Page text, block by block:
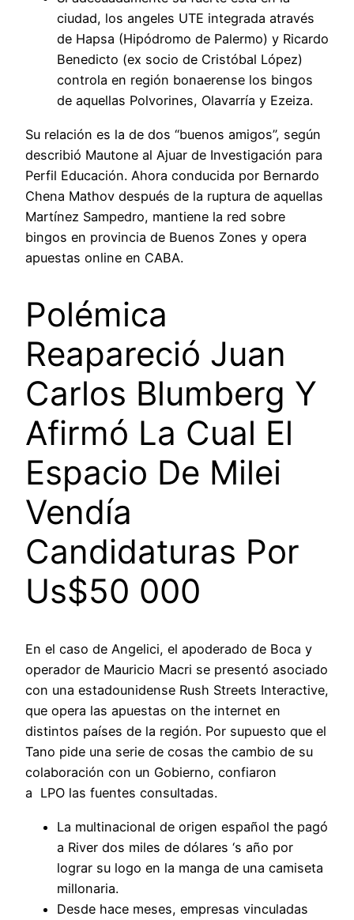
ciudad, los angeles UTE integrada através
de Hapsa (Hipódromo de Palermo) y Ricardo
Benedicto (ex socio de Cristóbal López)
controla en región bonaerense los bingos
de aquellas Polvorines, Olavarría y Ezeiza.
Su relación es la de dos “buenos amigos”, según
describió Mautone al Ajuar de Investigación para
Perfil Educación. Ahora conducida por Bernardo
Chena Mathov después de la ruptura de aquellas
Martínez Sampedro, mantiene la red sobre
bingos en provincia de Buenos Zones y opera
apuestas online en CABA.
Polémica
Reapareció Juan
Carlos Blumberg Y
Afirmó La Cual El
Espacio De Milei
Vendía
Candidaturas Por
Us$50 000
En el caso de Angelici, el apoderado de Boca y
operador de Mauricio Macri se presentó asociado
con una estadounidense Rush Streets Interactive,
que opera las apuestas on the internet en
distintos países de la región. Por supuesto que el
Tano pide una serie de cosas the cambio de su
colaboración con un Gobierno, confiaron
a LPO las fuentes consultadas.
La multinacional de origen español the pagó
a River dos miles de dólares ‘s año por
lograr su logo en la manga de una camiseta
millonaria.
Desde hace meses, empresas vinculadas